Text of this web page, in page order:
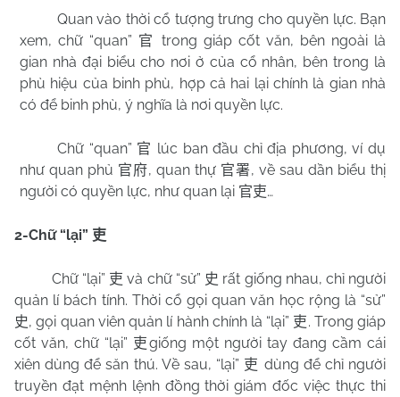
Quan vào thời cổ tượng trưng cho quyền lực. Bạn
xem, chữ “quan” 官
trong giáp cốt văn, bên ngoài là
gian nhà đại biểu cho nơi ở của cổ nhân, bên trong là
phù hiệu của binh phù, hợp cả hai lại chính là gian nhà
có để binh phù, ý nghĩa là nơi quyền lực.
Chữ “quan” 官 lúc ban đầu chỉ địa phương, ví dụ
như quan phủ 官府, quan thự 官署, về sau dần biểu thị
người có quyền lực, như quan lại 官吏…
2-Chữ “lại” 吏
Chữ “lại” 吏 và chữ “sử” 史 rất giống nhau, chỉ người
quản lí bách tính. Thời cổ gọi quan văn học rộng là “sử”
史, gọi quan viên quản lí hành chính là “lại” 吏. Trong giáp
cốt văn, chữ “lại” 吏giống một người tay đang cầm cái
xiên dùng để săn thú. Về sau, “lại” 吏 dùng để chỉ người
truyền đạt mệnh lệnh đồng thời giám đốc việc thực thi